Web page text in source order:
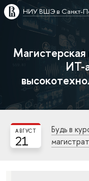
НИУ ВШЭ в Санкт-
ИТ-
21
АВГУСТ
Будь в